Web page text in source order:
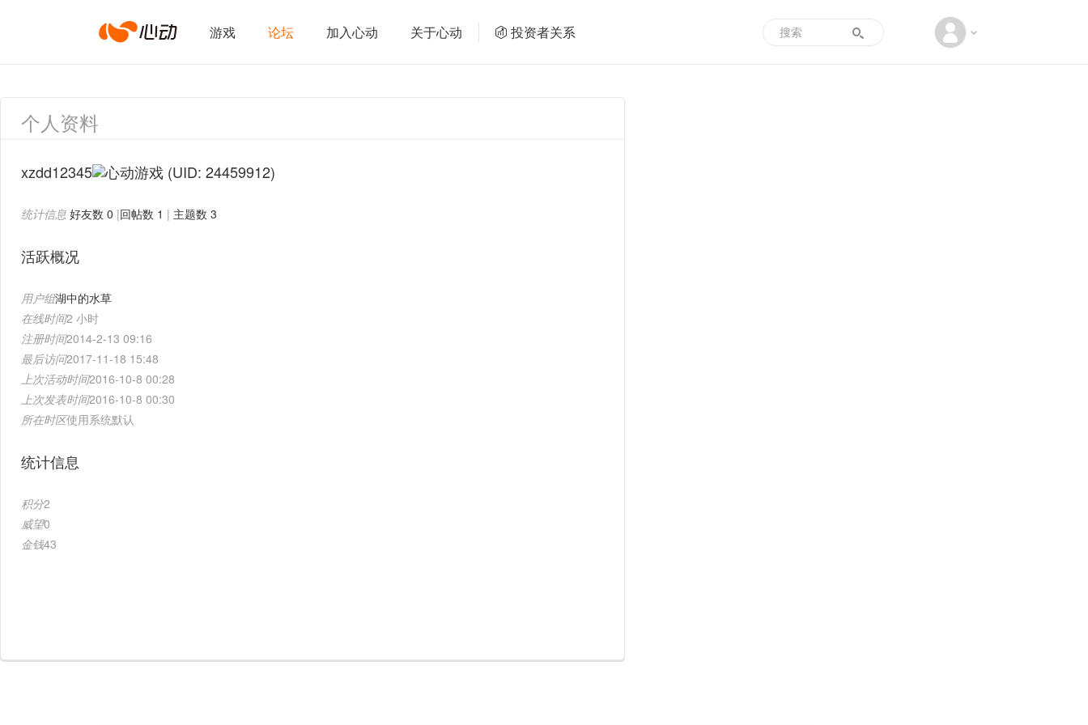
心
动
络
游戏 论坛 加入心动 关于心动 投资者关系
个人资料
xzdd12345 (UID: 24459912)
统计信息 好友数 0 |回帖数 1 | 主题数 3
活跃概况
用户组湖中的水草
在线时间2 小时
注册时间2014-2-13 09:16
最后访问2017-11-18 15:48
上次活动时间2016-10-8 00:28
上次发表时间2016-10-8 00:30
所在时区使用系统默认
统计信息
积分2
威望0
金钱43